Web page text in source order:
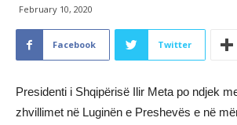
February 10, 2020
Facebook Twitter
Presidenti i Shqipërisë Ilir Meta po ndjek
zhvillimet në Luginën e Preshevës e në